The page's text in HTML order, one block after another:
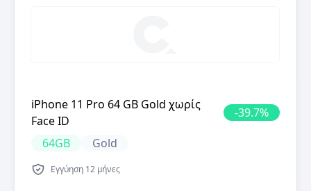
iPhone 11 Pro 64 GB Gold χωρίς
Face ID
-39.7%
64GB
Gold
Εγγύηση 12 μήνες